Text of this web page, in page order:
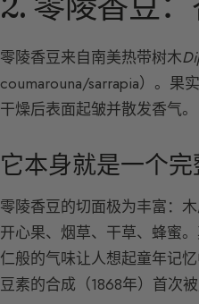
零陵香豆来自南美热带树木
coumarouna/sarrapia）。果
干燥后表面起皱并散发香气。
它本身就是一个
零陵香豆的切面极为丰富：
开心果、烟草、干草、蜂蜜
仁般的气味让人想起童年记
豆素的合成（1868年）首次